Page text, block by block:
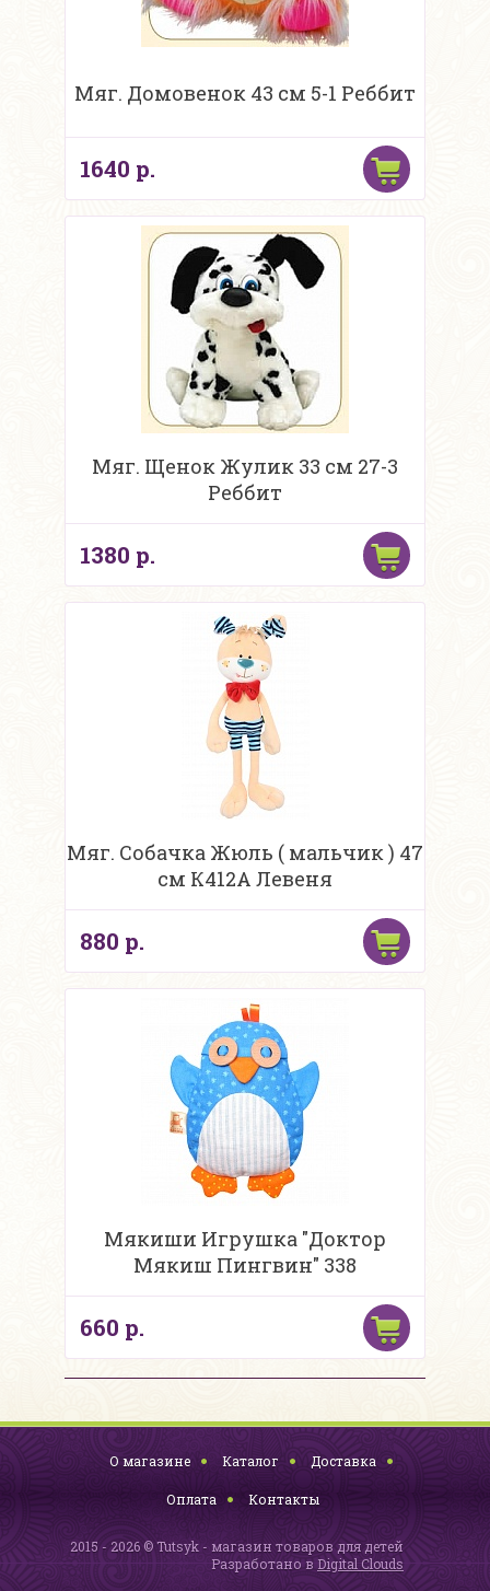
Мяг. Домовенок 43 см 5-1 Реббит
1640 р.
Мяг. Щенок Жулик 33 см 27-3
Реббит
1380 р.
Мяг. Собачка Жюль ( мальчик ) 47
см К412А Левеня
880 р.
Мякиши Игрушка "Доктор
Мякиш Пингвин" 338
660 р.
О магазине Каталог Доставка
Оплата Контакты
2015 - 2026 © Tutsyk - магазин товаров для детей
Разработано в Digital Clouds